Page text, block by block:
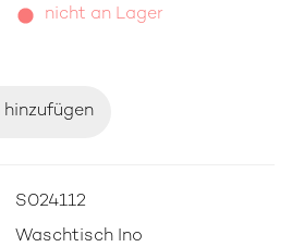
nicht an Lager
hinzufügen
S024112
Waschtisch Ino